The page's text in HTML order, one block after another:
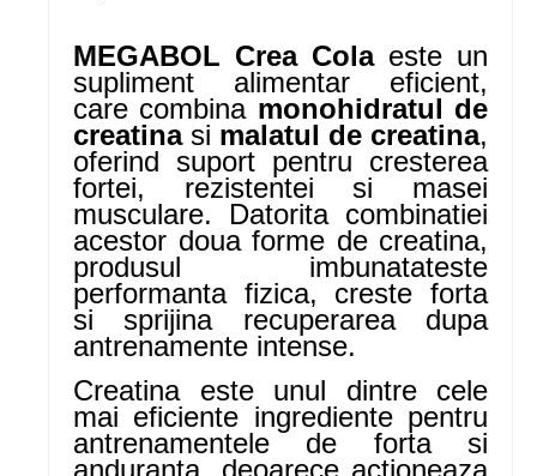
MEGABOL Crea Colaeste un
supliment alimentar eficient,
care combina monohidratul de
creatinasi malatul de creatina,
oferind suport pentru cresterea
fortei, rezistentei si masei
musculare. Datorita combinatiei
acestor doua forme de creatina,
produsul imbunatateste
performanta fizica, creste forta
si sprijina recuperarea dupa
antrenamente intense.
Creatina este unul dintre cele
mai eficiente ingrediente pentru
antrenamentele de forta si